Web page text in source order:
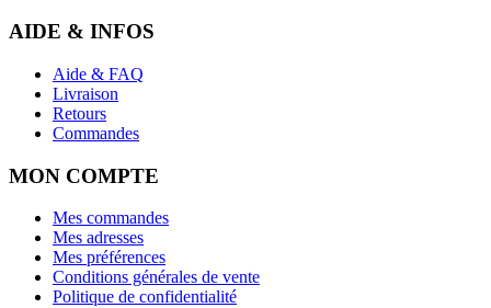
AIDE & INFOS
Aide & FAQ
Livraison
Retours
Commandes
MON COMPTE
Mes commandes
Mes adresses
Mes préférences
Conditions générales de vente
Politique de confidentialité